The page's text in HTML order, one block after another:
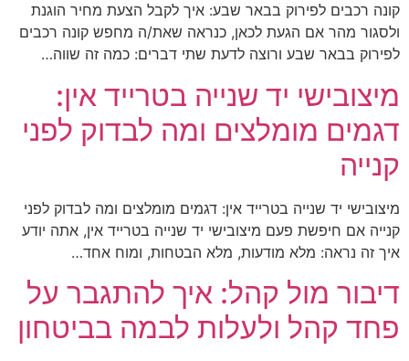
קונה רכבים לפירוק בבאר שבע: איך לקבל הצעת מחיר הוגנת
ולסגור מהר אם הגעת לכאן, כנראה שאת/ה מחפש קונה רכבים
לפירוק בבאר שבע ורוצה לדעת שתי דברים: כמה זה שווה…
מיצובישי יד שנייה בטרייד אין:
דגמים מומלצים ומה לבדוק לפני
קנייה
מיצובישי יד שנייה בטרייד אין: דגמים מומלצים ומה לבדוק לפני
קנייה אם חיפשת פעם מיצובישי יד שנייה בטרייד אין, אתה יודע
איך זה נראה: מלא מודעות, מלא הבטחות, ומוח אחד…
דיבור מול קהל: איך להתגבר על
פחד קהל ולעלות לבמה בביטחון